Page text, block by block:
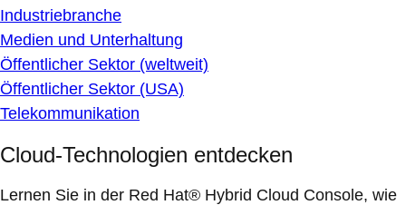
Industriebranche
Medien und Unterhaltung
Öffentlicher Sektor (weltweit)
Öffentlicher Sektor (USA)
Telekommunikation
Cloud-Technologien entdecken
Lernen Sie in der Red Hat® Hybrid Cloud Console, wie